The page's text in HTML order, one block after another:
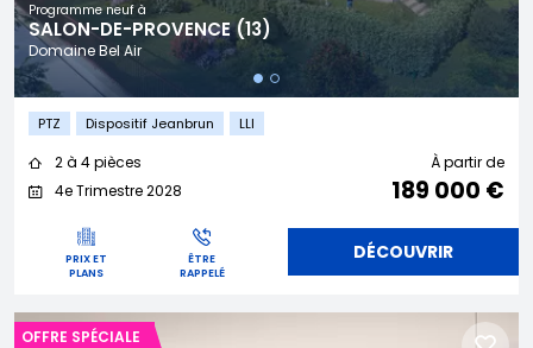
Programme neuf à
SALON-DE-PROVENCE (13)
Domaine Bel Air
PTZ Dispositif Jeanbrun LLI
2 à 4 pièces
4e Trimestre 2028
À partir de
189 000 €
PRIX ET
PLANS
ÊTRE
RAPPELÉ
DÉCOUVRIR
OFFRE SPÉCIALE